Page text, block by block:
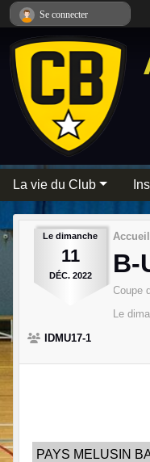
La vie du Club
Le dimanche
11
DÉC. 2022
Accueil
B-
Coupe
Le
IDMU17-1
PAYS MELUSIN
Se connecter
Panneau de gestion des